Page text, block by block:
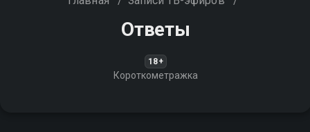
Ответы
18+
Короткометражка